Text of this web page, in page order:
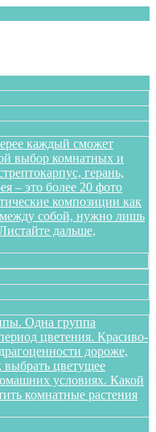
каждый сможет
выбор комнатных и
герань,
– это более 20 фото
композиции как
между собой, нужно лишь
дальше,
Одна группа
цветения. Красиво-
дороже,
цветущее
условиях. Какой
комнатные растения